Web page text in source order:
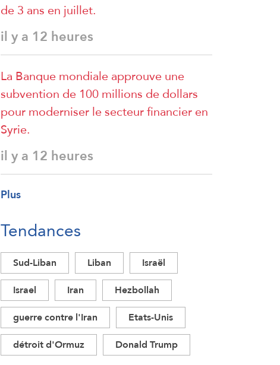
de 3 ans en juillet.
il y a 12 heures
La Banque mondiale approuve une
subvention de 100 millions de dollars
pour moderniser le secteur financier en
Syrie.
il y a 12 heures
Plus
Tendances
Sud-Liban Liban
Israël
Israel
Iran
Hezbollah
guerre contre l'Iran
Etats-Unis
détroit d'Ormuz
Donald Trump